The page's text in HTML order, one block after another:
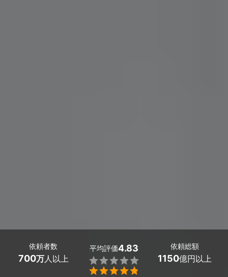
依頼者数
700万人以上
平均評価4.83


依頼総額
1150億円以上